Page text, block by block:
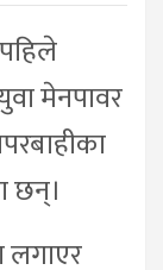
मेनपावर
छन्।
लगाएर